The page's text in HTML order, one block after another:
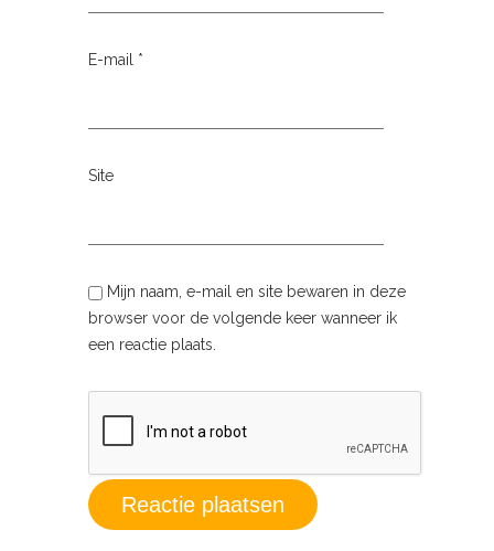
E-mail *
Site
Mijn naam, e-mail en site bewaren in deze
browser voor de volgende keer wanneer ik
een reactie plaats.